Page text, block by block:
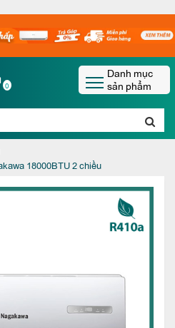
0
Danh mục
sản phẩm
18000BTU 2 chiều